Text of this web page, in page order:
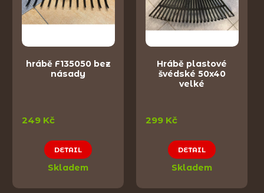
hrábě F135050 bez
násady
249 Kč
DETAIL
Skladem
Hrábě plastové
švédské 50x40
velké
299 Kč
DETAIL
Skladem